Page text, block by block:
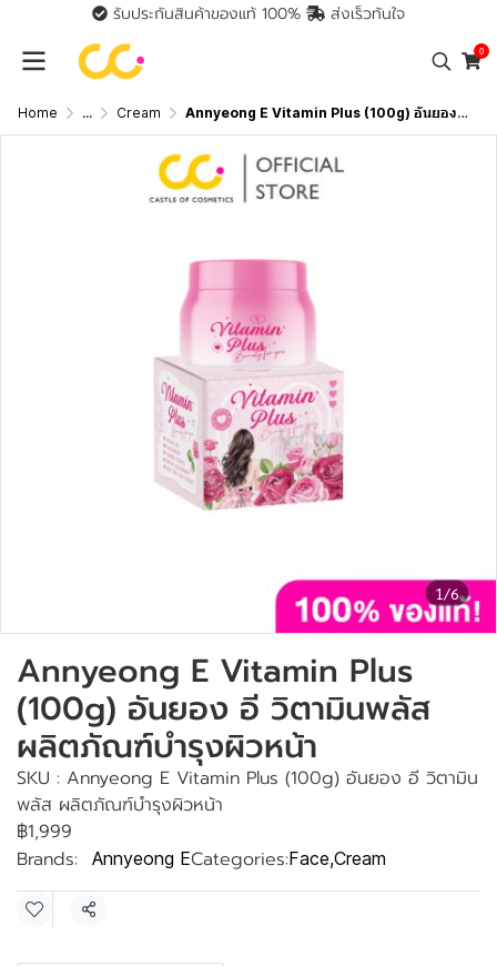
รับประกันสินค้าของแท้ 100% ส่งเร็วทันใจ
0
Home ... Cream Annyeong E Vitamin Plus (100g) อันยอง อี วิตามินพลัส ผลิตภัณฑ์บำรุงผิวหน้า
1/6
Annyeong E Vitamin Plus
(100g) อันยอง อี วิตามินพลัส
ผลิตภัณฑ์บำรุงผิวหน้า
SKU : Annyeong E Vitamin Plus (100g) อันยอง อี วิตามิน
พลัส ผลิตภัณฑ์บำรุงผิวหน้า
฿1,999
Brands:
Annyeong ECategories:Face,Cream
Share